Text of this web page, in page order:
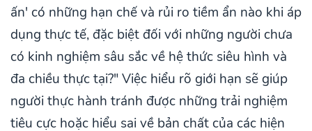
ấn' có những hạn chế và rủi ro tiềm ẩn nào khi áp
dụng thực tế, đặc biệt đối với những người chưa
có kinh nghiệm sâu sắc về hệ thức siêu hình và
đa chiều thực tại?" Việc hiểu rõ giới hạn sẽ giúp
người thực hành tránh được những trải nghiệm
tiêu cực hoặc hiểu sai về bản chất của các hiện